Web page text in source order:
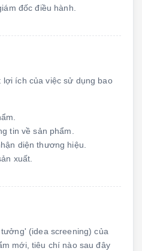
đốc điều hành.
ích của việc sử dụng bao
tin về sản phẩm.
diện thương hiệu.
xuất.
(idea screening) của
mới, tiêu chí nào sau đây